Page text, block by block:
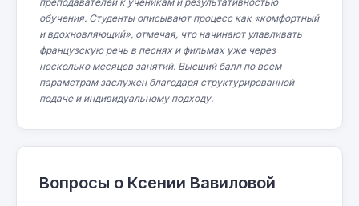
обучения. Студенты описывают процесс как «комфортный
и вдохновляющий», отмечая, что начинают улавливать
французскую речь в песнях и фильмах уже через
несколько месяцев занятий. Высший балл по всем
параметрам заслужен благодаря структурированной
подаче и индивидуальному подходу.
Вопросы о Ксении Вавиловой